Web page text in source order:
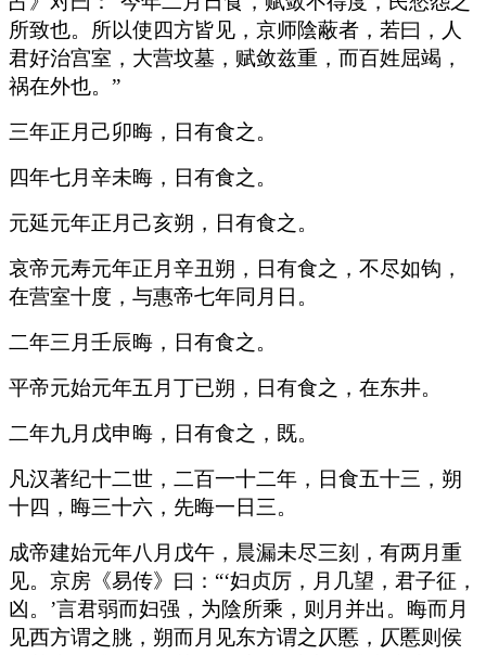
所致也。所以使四方皆见，京师陰蔽者，若曰，人
君好治宫室，大营坟墓，赋敛兹重，而百姓屈竭，
祸在外也。”
三年正月己卯晦，日有食之。
四年七月辛未晦，日有食之。
元延元年正月己亥朔，日有食之。
哀帝元寿元年正月辛丑朔，日有食之，不尽如钩，
在营室十度，与惠帝七年同月日。
二年三月壬辰晦，日有食之。
平帝元始元年五月丁已朔，日有食之，在东井。
二年九月戊申晦，日有食之，既。
凡汉著纪十二世，二百一十二年，日食五十三，朔
十四，晦三十六，先晦一日三。
成帝建始元年八月戊午，晨漏未尽三刻，有两月重
见。京房《易传》曰：“‘妇贞厉，月几望，君子征，
凶。’言君弱而妇强，为陰所乘，则月并出。晦而月
见西方谓之朓，朔而月见东方谓之仄慝，仄慝则侯